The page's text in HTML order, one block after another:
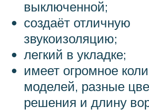
выключенной;
создаёт отличную
звукоизоляцию;
легкий в укладке;
имеет огромное
моделей, разные
решения и длину